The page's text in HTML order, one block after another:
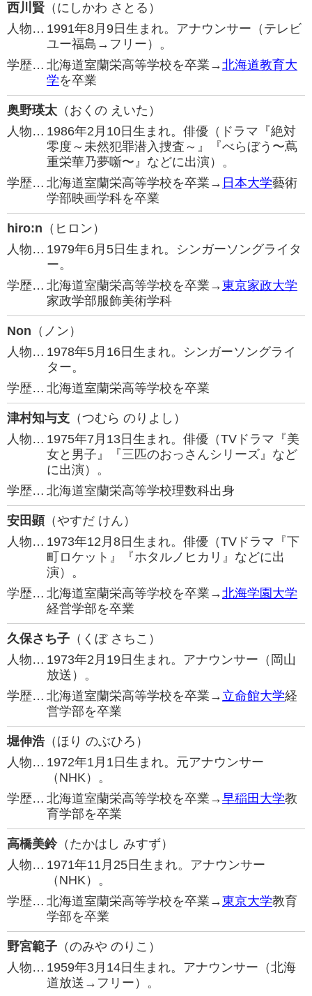
西川賢 （にしかわ さとる）
人物… 1991年8月9日生まれ。アナウンサー（テレビ
ユー福島→フリー）。
学歴… 北海道室蘭栄高等学校を卒業→北海道教育大
学を卒業
奥野瑛太 （おくの えいた）
人物… 1986年2月10日生まれ。俳優（ドラマ『絶対
零度～未然犯罪潜入捜査～』『べらぼう〜蔦
重栄華乃夢噺〜』などに出演）。
学歴… 北海道室蘭栄高等学校を卒業→ 日本大学藝術
学部映画学科を卒業
hiro:n （ヒロン）
人物… 1979年6月5日生まれ。シンガーソングライタ
ー。
学歴… 北海道室蘭栄高等学校を卒業→東京家政大学
家政学部服飾美術学科
Non （ノン）
人物… 1978年5月16日生まれ。シンガーソングライ
ター。
学歴… 北海道室蘭栄高等学校を卒業
津村知与支 （つむら のりよし）
人物… 1975年7月13日生まれ。俳優（TVドラマ『美
女と男子』『三匹のおっさんシリーズ』など
に出演）。
学歴… 北海道室蘭栄高等学校理数科出身
安田顕 （やすだ けん）
人物… 1973年12月8日生まれ。俳優（TVドラマ『下
町ロケット』『ホタルノヒカリ』などに出
演）。
学歴… 北海道室蘭栄高等学校を卒業→北海学園大学
経営学部を卒業
久保さち子 （くぼ さちこ）
人物… 1973年2月19日生まれ。アナウンサー（岡山
放送）。
学歴… 北海道室蘭栄高等学校を卒業→ 立命館大学経
営学部を卒業
堀伸浩（ほり のぶひろ）
人物… 1972年1月1日生まれ。元アナウンサー
（NHK）。
学歴… 北海道室蘭栄高等学校を卒業→早稲田大学教
育学部を卒業
高橋美鈴（たかはし みすず）
人物… 1971年11月25日生まれ。アナウンサー
（NHK）。
学歴… 北海道室蘭栄高等学校を卒業→東京大学教育
学部を卒業
野宮範子 （のみや のりこ）
人物… 1959年3月14日生まれ。アナウンサー（北海
道放送→フリー）。